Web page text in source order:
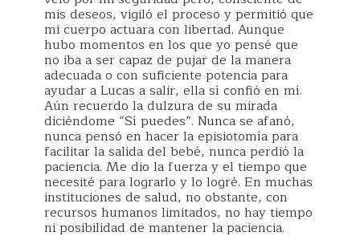
mis deseos, vigiló el proceso y permitió que
mi cuerpo actuara con libertad. Aunque
hubo momentos en los que yo pensé que
no iba a ser capaz de pujar de la manera
adecuada o con suficiente potencia para
ayudar a Lucas a salir, ella sí confió en mí.
Aún recuerdo la dulzura de su mirada
diciéndome “Sí puedes”. Nunca se afanó,
nunca pensó en hacer la episiotomía para
facilitar la salida del bebé, nunca perdió la
paciencia. Me dio la fuerza y el tiempo que
necesité para lograrlo y lo logré. En muchas
instituciones de salud, no obstante, con
recursos humanos limitados, no hay tiempo
ni posibilidad de mantener la paciencia.